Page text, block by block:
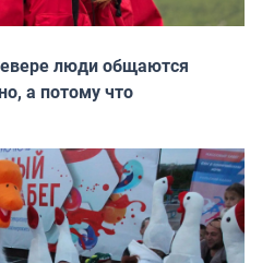
люди общаются
а потому что